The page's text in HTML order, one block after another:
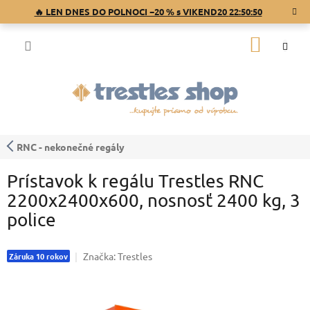
🔥 LEN DNES DO POLNOCI −20 % s VIKEND2022:50:49
RNC - nekonečné regály
Prístavok k regálu Trestles RNC
2200x2400x600, nosnosť 2400 kg, 3
police
Záruka 10 rokov Značka:Trestles